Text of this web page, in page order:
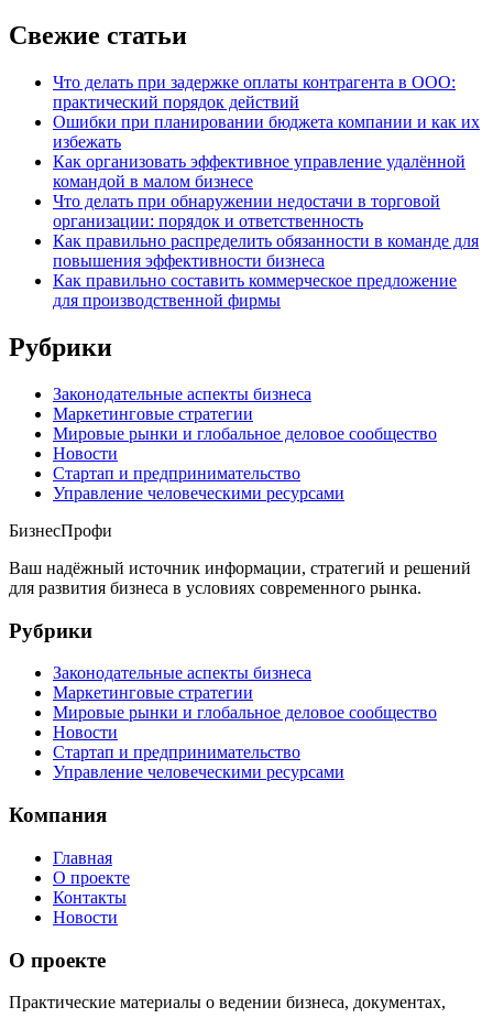
Свежие статьи
Что делать при задержке оплаты контрагента в ООО:
практический порядок действий
Ошибки при планировании бюджета компании и как их
избежать
Как организовать эффективное управление удалённой
командой в малом бизнесе
Что делать при обнаружении недостачи в торговой
организации: порядок и ответственность
Как правильно распределить обязанности в команде для
повышения эффективности бизнеса
Как правильно составить коммерческое предложение
для производственной фирмы
Рубрики
Законодательные аспекты бизнеса
Маркетинговые стратегии
Мировые рынки и глобальное деловое сообщество
Новости
Стартап и предпринимательство
Управление человеческими ресурсами
БизнесПрофи
Ваш надёжный источник информации, стратегий и решений
для развития бизнеса в условиях современного рынка.
Рубрики
Законодательные аспекты бизнеса
Маркетинговые стратегии
Мировые рынки и глобальное деловое сообщество
Новости
Стартап и предпринимательство
Управление человеческими ресурсами
Компания
Главная
О проекте
Контакты
Новости
О проекте
Практические материалы о ведении бизнеса, документах,